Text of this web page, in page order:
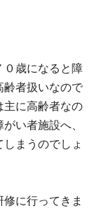
０歳になると障
齢者扱いなので
主に高齢者なの
い者施設へ、
まうのでしょ
に行ってきま